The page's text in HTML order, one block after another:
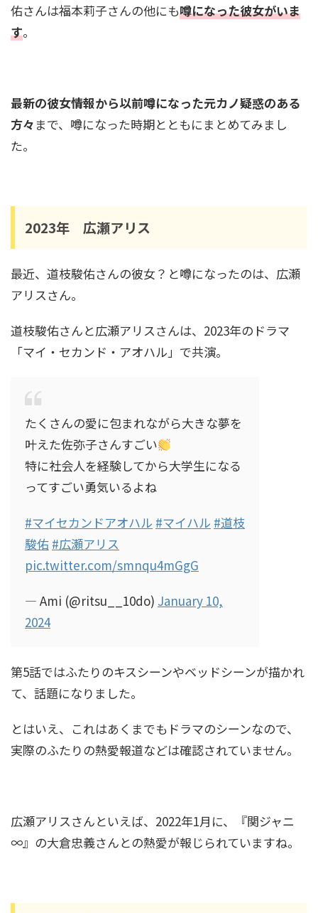
に千葉雄大や有名政治家も！
黒柳徹子の家系図と家族構成！お嬢様だった？
村雨辰剛(庭師)の経歴や年収は？造園会社も！個
ル！画像比較で疑惑を検証
すぎる素顔画像と美肌の秘訣
佑さんは福本莉子さんの他にも噂になった彼女がいま
す。
最新の彼女情報から以前噂になった元カノ疑惑のある
方々まで、噂になった時期とともにまとめてみまし
た。
2023年 広瀬アリス
最近、道枝駿佑さんの彼女？と噂になったのは、広瀬
アリスさん。
道枝駿佑さんと広瀬アリスさんは、2023年のドラマ
「マイ・セカンド・アオハル」で共演。
たくさんの愛に包まれながら大きな夢を
叶えた佐弥子さんすごい
特に社会人を経験してから大学生になる
ってすごい勇気いるよね
#マイセカンドアオハル #マイハル #道枝
駿佑 #広瀬アリス
pic.twitter.com/smnqu4mGgG
— Ami (@ritsu__10do) January 10,
2024
第5話ではふたりのキスシーンやベッドシーンが描かれ
て、話題になりました。
とはいえ、これはあくまでもドラマのシーンなので、
実際のふたりの熱愛報道などは確認されていません。
広瀬アリスさんといえば、2022年1月に、『関ジャニ
∞』の大倉忠義さんとの熱愛が報じられていますね。